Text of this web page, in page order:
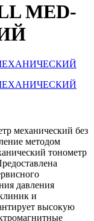
MED-
механический без
методом
тонометр
давления
и
высокую